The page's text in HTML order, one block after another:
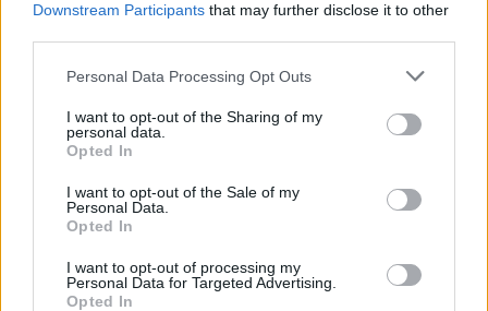
Downstream Participants that may further disclose it to other
Please note that this website/app uses one or more Google
not limited to your visit or usage behaviour. You may click to
grant or deny consent to Google and its third-party tags to
use your data for below specified purposes in below Google
consent section.
Personal Data Processing Opt Outs
I want to opt-out of the Sharing of my
personal data.
Opted In
I want to opt-out of the Sale of my
Personal Data.
Opted In
I want to opt-out of processing my
Personal Data for Targeted Advertising.
Opted In
à qui s'adresse le pilates
Disponibilité de la méthode pilates
Les bienfaits du pilates
Renforcement des muscles Santé